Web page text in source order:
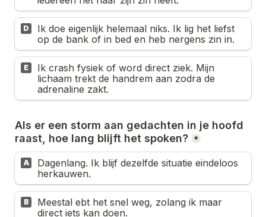
D
Ik doe eigenlijk helemaal niks. Ik lig het liefst
op de bank of in bed en heb nergens zin in.
E
Ik crash fysiek of word direct ziek. Mijn
lichaam trekt de handrem aan zodra de
adrenaline zakt.
Als er een storm aan gedachten in je hoofd
raast, hoe lang blijft het spoken? *
A
Dagenlang. Ik blijf dezelfde situatie eindeloos
herkauwen.
B
Meestal ebt het snel weg, zolang ik maar
direct iets kan doen.